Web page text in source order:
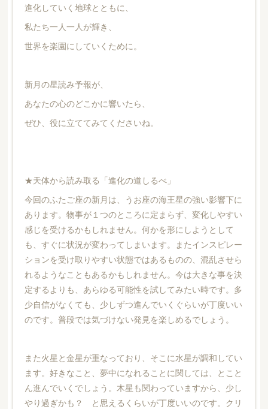
進化していく地球とともに、
私たち一人一人が輝き、
世界を楽園にしていくために。
新月の星読み予報が、
あなたの心のどこかに響いたら、
ぜひ、役に立ててみてくださいね。
★天体から読み取る「進化の道しるべ」
今回のふたご座の新月は、うお座の海王星の強い影響下に
あります。物事が１つのところに定まらず、変化しやすい
感じを受けるかもしれません。何かを形にしようとして
も、すぐに状況が変わってしまいます。またインスピレー
ションを受け取りやすい状態ではあるものの、混乱させら
れるようなこともあるかもしれません。今は大きな事を決
定するよりも、あらゆる可能性を試してみたい時です。多
少自信がなくても、少しずつ進んでいくぐらいが丁度いい
のです。普段では気づけない発見を楽しめるでしょう。
また火星と金星が重なっており、そこに水星が調和してい
ます。好きなこと、夢中になれることに関しては、とこと
ん進んでいくでしょう。木星も関わっていますから、少し
やり過ぎかも？ と思えるくらいが丁度いいのです。クリ